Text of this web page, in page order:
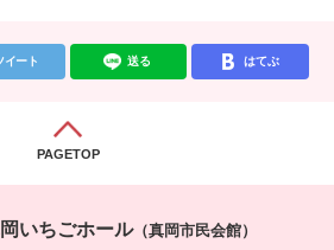
イート 送る はてぶ
PAGETOP
いちごホール（真岡市民会館）